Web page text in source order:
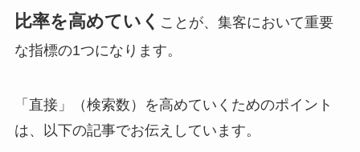
比率を高めていく ことが、集客において重要
な指標の1つになります。
「直接」（検索数）を高めていくためのポイント
は、以下の記事でお伝えしています。